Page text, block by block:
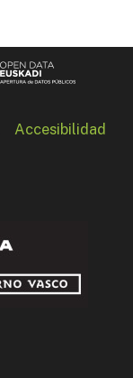
Accesibilidad